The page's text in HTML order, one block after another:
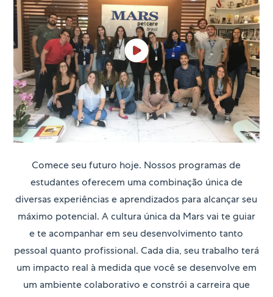
Comece seu futuro hoje. Nossos programas de
estudantes oferecem uma combinação única de
diversas experiências e aprendizados para alcançar seu
máximo potencial. A cultura única da Mars vai te guiar
e te acompanhar em seu desenvolvimento tanto
pessoal quanto profissional. Cada dia, seu trabalho terá
um impacto real à medida que você se desenvolve em
um ambiente colaborativo e constrói a carreira que